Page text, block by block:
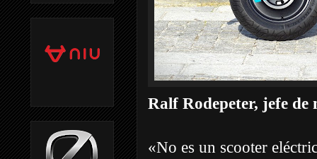
Ralf Rodepeter, jefe
«No es un scooter